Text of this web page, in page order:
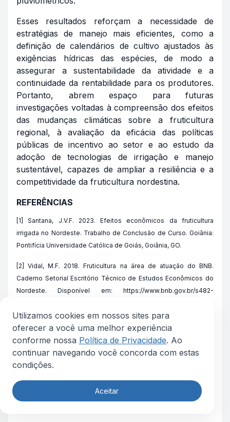
Utilizamos cookies em nossos sites para
oferecer a você uma melhor experiência
conforme nossa Política de Privacidade. Ao
continuar navegando você concorda com estas
condições.
Aceitar
Esses resultados reforçam a necessidade de
estratégias de manejo mais eficientes, como a
definição de calendários de cultivo ajustados às
exigências hídricas das espécies, de modo a
assegurar a sustentabilidade da atividade e a
continuidade da rentabilidade para os produtores.
Portanto, abrem espaço para futuras
investigações voltadas à compreensão dos efeitos
das mudanças climáticas sobre a fruticultura
regional, à avaliação da eficácia das políticas
públicas de incentivo ao setor e ao estudo da
adoção de tecnologias de irrigação e manejo
sustentável, capazes de ampliar a resiliência e a
competitividade da fruticultura nordestina.
REFERÊNCIAS
[1] Santana, J.V.F. 2023. Efeitos econômicos da fruticultura
irrigada no Nordeste. Trabalho de Conclusão de Curso. Goiânia:
Pontifícia Universidade Católica de Goiás, Goiânia, GO.
[2] Vidal, M.F. 2018. Fruticultura na área de atuação do BNB.
Caderno Setorial Escritório Técnico de Estudos Econômicos do
Nordeste. Disponível em: https://www.bnb.gov.br/s482-
[3] Associação Brasileira dos Produtores e Exportadores de
Frutas e Derivados- ABRAFRUTAS. 2023. Conheça a região
Nordeste do Brasil e sua importância na fruticultura brasileira.
Disponível em: https://abrafrutas.org/2023/06/conheca-a-
brasileira/#:~:text=No%20que%20diz%20respeito%20%C3%A0,
frutas%20mais%20produzidas%20na%20regi%C3%A3o. Acesso